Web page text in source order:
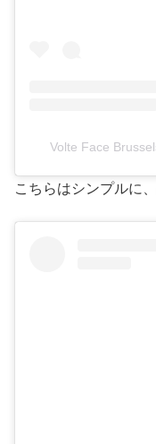
Volte Face
こちらはシンプルに